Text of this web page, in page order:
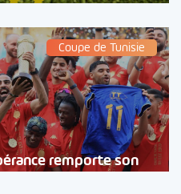
Coupe de Tunisie
remporte son